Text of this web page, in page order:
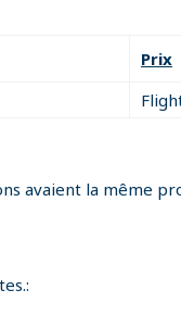
Prix
avaient la même